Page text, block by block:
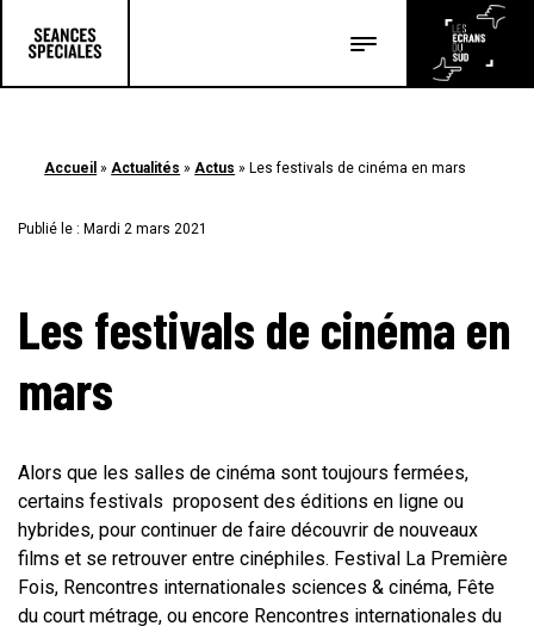
Accueil »Actualités »Actus » Les festivals de cinéma en mars
Publié le : Mardi 2 mars 2021
Les festivals de cinéma en
mars
Alors que les salles de cinéma sont toujours fermées,
certains festivals proposent des éditions en ligne ou
hybrides, pour continuer de faire découvrir de nouveaux
films et se retrouver entre cinéphiles. Festival La Première
Fois, Rencontres internationales sciences & cinéma, Fête
du court métrage, ou encore Rencontres internationales du